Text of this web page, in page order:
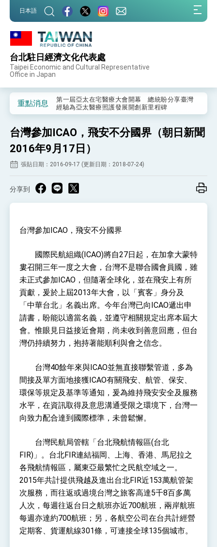
日本語
台北駐日經濟文化代表處
Taipei Economic and Cultural Representative
Office in Japan
重點消息
外交部重要言論
事處」，進一步深化台美交流合作
第一屆亞太在宅醫療大會開幕 總統盼分享臺灣
經驗為亞太醫療照護發展開創新里程碑
及「台灣智慧醫療與健康產業展」預告短片，向
世界展現台灣守護全球健康的創新能量
總統出訪史瓦帝尼返國談話 強調臺灣人有權利
走向世界 盼與理念相近國家共同維護國際秩序
訪問
總統與五院院長新春茶敘 盼化分歧為團結、為
國家邁出合作第一步
升級 籲請立院全力支持並盡速通過
臺美簽署「對等貿易協定」確立對等關稅15%且不
總統接受「法新社」（AFP）專訪內容
外交部長林佳龍於《外交事務》撰文指出：自由
世界 需要台灣，團結合作方能守護繁榮
外交部長林佳龍出席《台灣光華雜誌》50週年慶
「見證蛻變，分享世界的光華」開幕式，期許數
位轉 型迎向下個50年
總統主持「台美經濟繁榮夥伴對話」記者會 說
明臺美合作三大戰略方向 盼與民主夥伴共同引
領 下一個世代的繁榮
外交部長林佳龍接受印尼「時代雜誌」專訪，闡
述印太安全局勢，籲深化台印尼半導體供應鏈合
作
外交部長林佳龍午宴歡迎美國聯邦參議員蓋耶哥
訪問團
外交部長林佳龍接見美國智庫「德國馬歇爾基金
會」訪問團一行，深化跨大西洋戰略夥伴關係
臺美經貿談判獲階段性成果 卓揆期勉爭取時間完
成「臺美對等貿易協定」簽署
利戰略地位 全力支持「臺美對等貿易協定」簽署
外交部與數位發展部攜手合作，整合台灣雄厚數
位實力，達成固邦榮邦目標
外交部長林佳龍主持第35次「參與亞太經濟合作
策略小組」跨部會會議
民調顯示多數國人滿意政府外交表現，高度支持
「總合外交」與台歐美日關係深化
總統以「韌性之島，希望之光」為題發表2026新
年談話
總統主持「守護民主台灣國安行動方案」記者
會 強調以實力守護台海和平 以決心掌握國家
台灣參加ICAO，飛安不分國界（朝日新聞
2016年9月17日）
張貼日期：2016-09-17 (更新日期：2018-07-24)
分享到
台灣參加ICAO，飛安不分國界
國際民航組織(ICAO)將自27日起，在加拿大蒙特
婁召開三年一度之大會，台灣不是聯合國會員國，雖
未正式參加ICAO，但隨著全球化，並在飛安上有所
貢獻，爰於上屆2013年大會，以「賓客」身分及
「中華台北」名義出席。今年台灣已向ICAO遞出申
請書，盼能以適當名義，並遵守相關規定出席本屆大
會。惟眼見日益接近會期，尚未收到善意回應，但台
灣仍持續努力，抱持著能順利與會之信念。
台灣40餘年來與ICAO並無直接聯繫管道，多為
間接及單方面地接獲ICAO有關飛安、航管、保安、
環保等規定及基準等通知，爰為維持飛安安全及服務
水平，在資訊取得及意思溝通受限之環境下，台灣一
向致力配合達到國際標準，未曾鬆懈。
台灣民航局管轄「台北飛航情報區(台北
FIR)」。台北FIR連結福岡、上海、香港、馬尼拉之
各飛航情報區，屬東亞最繁忙之民航空域之一。
2015年共計提供飛越及進出台北FIR近153萬航管架
次服務，而往返或過境台灣之旅客高達5千8百多萬
人次，每週往返台日之航班亦近700航班，兩岸航班
每週亦達約700航班；另，各航空公司在台共計經營
定期客、貨運航線301條，可連接全球135個城市。